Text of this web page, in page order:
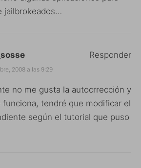
jailbrokeados…
2008 a las 9:29
no me gusta la autocrrección y
funciona, tendré que modificar el
según el tutorial que puso
Responder